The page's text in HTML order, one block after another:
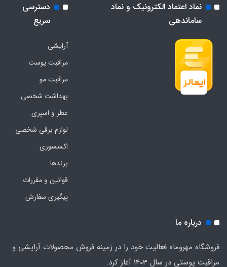
نماد اعتماد الکترونیک و نماد
ساماندهی
دسترسی
سریع
آرایشی
مراقبت پوست
مراقبت مو
بهداشت شخصی
عطر و اسپری
لوازم برقی شخصی
اکسسوری
برندها
قوانین و مقررات
پیگیری سفارش
درباره ما
فروشگاه مهروماه فعالیت خود را در زمینه فروش محصولات آرایشی و
مراقبت پوستی در سال 1403 آغاز کرد.